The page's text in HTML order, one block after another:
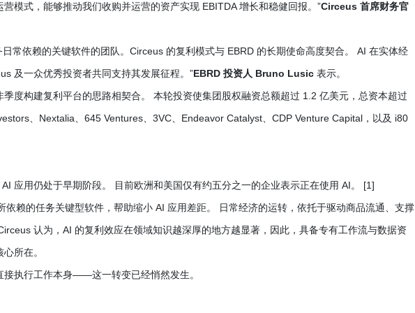
模式，能够推动我们收购并运营的资产实现 EBITDA 增长和稳健回报。”Circeus 首席财务官
常依赖的关键软件的团队。Circeus 的复利模式与 EBRD 的长期使命高度契合。 AI 在实体经
及一众优秀投资者共同支持其发展征程。”EBRD 投资人 Bruno Lusic 表示。
度构建复利平台的思路相契合。 本轮投资使集团股权融资总额超过 1.2 亿美元，总资本超过
、Nextalia、645 Ventures、3VC、Endeavor Catalyst、CDP Venture Capital，以及 i80
应用仍处于早期阶段。 目前欧洲和美国仅有约五分之一的企业表示正在使用 AI。 [1]
依赖的任务关键型软件，帮助缩小 AI 应用差距。 日常经济的运转，依托于驱动商品流通、支撑
认为，AI 的复利效应在领域知识越深厚的地方越显著，因此，具备专有工作流与数据资
所在。
执行工作本身——这一转变已经悄然发生。